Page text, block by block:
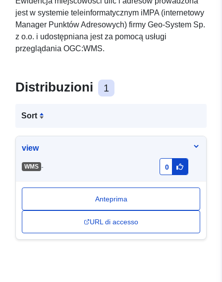
jest w systemie teleinformatycznym iMPA (internetowy
Manager Punktów Adresowych) firmy Geo-System Sp.
z o.o. i udostępniana jest za pomocą usługi
przeglądania OGC:WMS.
Distribuzioni 1
Sort
view
WMS - 0
Anteprima
URL di accesso